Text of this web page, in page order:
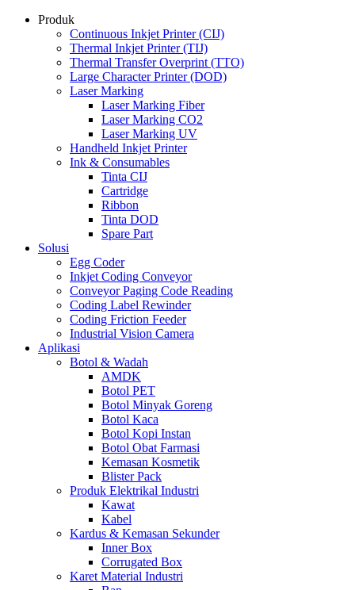
Produk
Continuous Inkjet Printer (CIJ)
Thermal Inkjet Printer (TIJ)
Thermal Transfer Overprint (TTO)
Large Character Printer (DOD)
Laser Marking
Laser Marking Fiber
Laser Marking CO2
Laser Marking UV
Handheld Inkjet Printer
Ink & Consumables
Tinta CIJ
Cartridge
Ribbon
Tinta DOD
Spare Part
Solusi
Egg Coder
Inkjet Coding Conveyor
Conveyor Paging Code Reading
Coding Label Rewinder
Coding Friction Feeder
Industrial Vision Camera
Aplikasi
Botol & Wadah
AMDK
Botol PET
Botol Minyak Goreng
Botol Kaca
Botol Kopi Instan
Botol Obat Farmasi
Kemasan Kosmetik
Blister Pack
Produk Elektrikal Industri
Kawat
Kabel
Kardus & Kemasan Sekunder
Inner Box
Corrugated Box
Karet Material Industri